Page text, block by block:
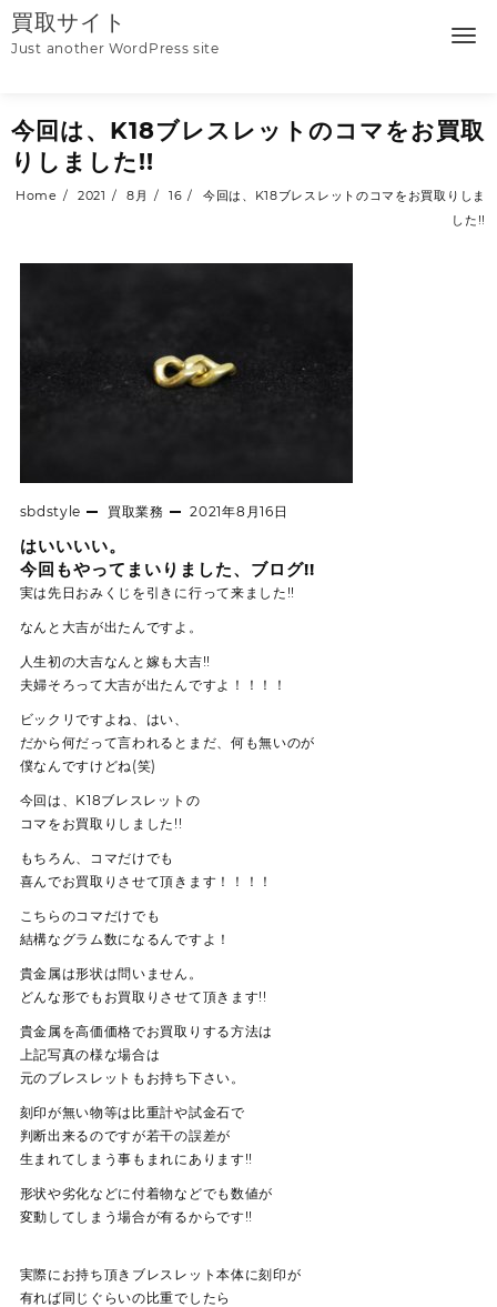
Skip
to
content
買取サイト
Just another WordPress site
今回は、K18ブレスレットのコマをお買取
りしました!!
Home 2021 8月 16
今回は、K18ブレスレットのコマをお買取りしま
した!!
sbdstyle 買取業務 2021年8月16日
はいいいい。
今回もやってまいりました、ブログ!!
実は先日おみくじを引きに行って来ました!!
なんと大吉が出たんですよ。
人生初の大吉なんと嫁も大吉!!
夫婦そろって大吉が出たんですよ！！！！
ビックリですよね、はい、
だから何だって言われるとまだ、何も無いのが
僕なんですけどね(笑)
今回は、K18ブレスレットの
コマをお買取りしました!!
もちろん、コマだけでも
喜んでお買取りさせて頂きます！！！！
こちらのコマだけでも
結構なグラム数になるんですよ！
貴金属は形状は問いません。
どんな形でもお買取りさせて頂きます!!
貴金属を高価価格でお買取りする方法は
上記写真の様な場合は
元のブレスレットもお持ち下さい。
刻印が無い物等は比重計や試金石で
判断出来るのですが若干の誤差が
生まれてしまう事もまれにあります!!
形状や劣化などに付着物などでも数値が
変動してしまう場合が有るからです!!
実際にお持ち頂きブレスレット本体に刻印が
有れば同じぐらいの比重でしたら